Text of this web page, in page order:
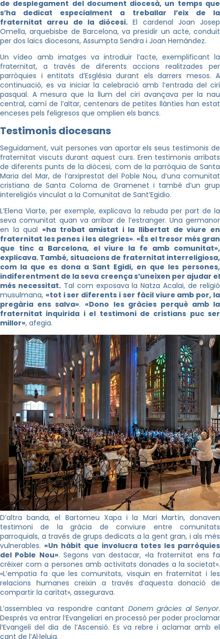
de desplegament del document diocesà, un temps que
s’ha dedicat especialment a treballar l’eix de la
fraternitat arreu de la diòcesi. El cardenal Joan Josep
Omella, arquebisbe de Barcelona, va presidir un acte, conduït
per dos laics diocesans, Assumpta Sendra i Joan Hernández.
Un vídeo amb imatges va introduir l’acte, exemplificant la
fraternitat, a través de diferents accions realitzades per
parròquies i entitats d’Església durant els darrers mesos. A
continuació, es va iniciar la celebració amb l’entrada del ciri
pasqual. A mesura que la llum del ciri avançava per la nau
central, camí de l’altar, centenars de petites llànties han estat
enceses pels feligresos que omplien els bancs.
Testimonis diocesans
Seguidament, vuit persones van aportar els seus testimonis de
fraternitat viscuts durant aquest curs. Eren testimonis arribats
de diferents punts de la diòcesi, com de la parròquia de Santa
Maria del Mar, de l’arxiprestat del Poble Nou, d’una comunitat
cristiana de Santa Coloma de Gramenet i també d’un grup
intereligiós vinculat a la Comunitat de Sant’Egidio.
L’Elena Viarte, per exemple, explicava la rebuda per part de la
seva comunitat quan va arribar de l’estranger. Una germanor
en la qual «ha trobat amistat i la llibertat de viure en
fraternitat les penes i les alegries». «És el tresor més gran
que tinc a Barcelona, el viure la fe amb comunitat»,
explicava. També, situacions de fraternitat interreligiosa,
com la que es dona a Sant Egidi, en que les persones,
indiferentment de la seva creença s’uneixen per ajudar el
més necessitat.Tal com exposava la Natza Acalai, de religió
musulmana, «tot i ser diferents i ser fàcil viure amb por, la
pregària ens salva».«Dono les gràcies perquè amb la
fraternitat inquirida i el testimoni de cristians puc ser
millor», afegia.
D’altra banda, el Bartomeu Xapa i la Mari Martín, donaven
testimoni de la gràcia de conviure entre comunitats
parroquials, a través de grups dedicats a la gent gran, i als més
vulnerables. «Un hàbit que involucra totes les parròquies
del Poble Nou». Segons van destacar, «la fraternitat ens fa
créixer com a persones amb activitats donades a la societat».
«L’empatia fa que les comunitats, visquin en fraternitat i les
relacions humanes creixin a través d’aquesta donació de
compartir la caritat», assegurava.
L’assemblea va respondre cantant Donem gràcies al Senyor.
Després va entrar l’Evangeliari en processó per poder proclamar
l’Evangeli del dia de l’Ascensió. Es va rebre i aclamar amb el
cant de l’Al·leluia.